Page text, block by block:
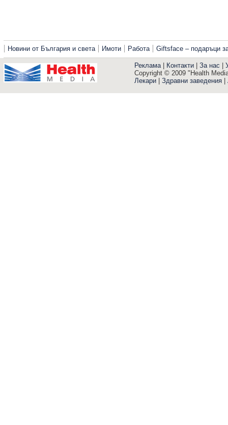
Новини от България и света Имоти Работа Giftsface – подаръци
Реклама| Контакти За нас
Copyright © 2009 "Health
Лекари
Здравни заведения